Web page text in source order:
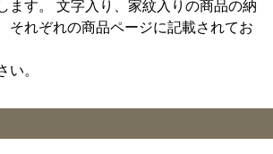
ます。 文字入り、家紋入りの商品の納
それぞれの商品ページに記載されてお
い。